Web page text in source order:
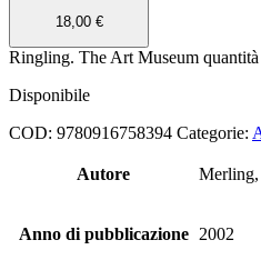
18,00 €
Ringling. The Art Museum quantità
Disponibile
COD: 9780916758394 Categorie:
Autore
Anno di pubblicazione 2002